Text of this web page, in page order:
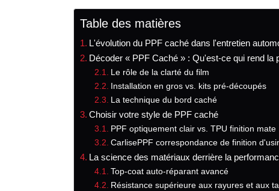
Table des matières
L'évolution du PPF caché dans l'entretien
Décoder « PPF Caché » : Qu'est-ce qui rend la
Le rôle de la clarté du film
Installation en gros vs. kits pré-découpés
La technique du bord caché
Choisir votre style de PPF caché
PPF optiquement clair vs. TPU finition mate
CarlisePPF correspondance de finition
La science des matériaux derrière la
Top-coat auto-réparant avancé
Résistance supérieure aux rayures et aux